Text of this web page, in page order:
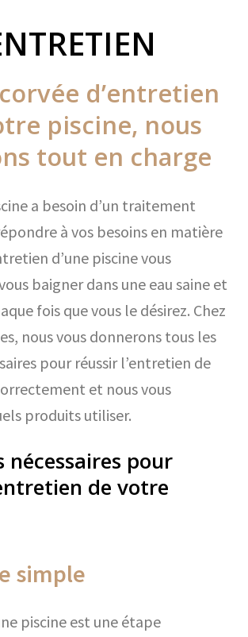
d’entretien
piscine, nous
tout en charge
a besoin d’un traitement
à vos besoins en matière
d’une piscine vous
baigner dans une eau saine et
fois que vous le désirez. Chez
nous vous donnerons tous les
pour réussir l’entretien de
et nous vous
produits utiliser.
nécessaires pour
de votre
simple
piscine est une étape